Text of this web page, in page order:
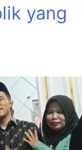
yang